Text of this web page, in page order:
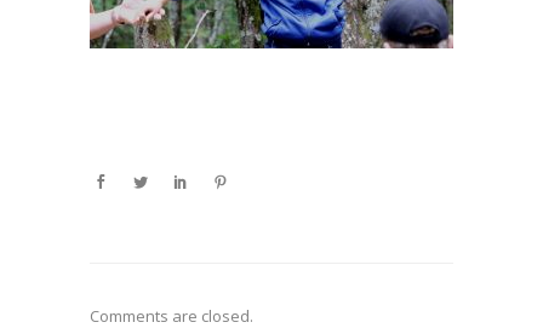
Comments are closed.